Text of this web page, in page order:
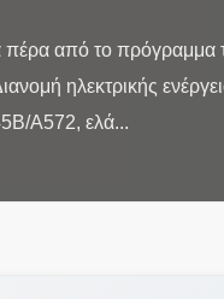
από το πρόγραμμα
ηλεκτρικής